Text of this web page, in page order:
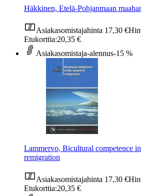
Häkkinen, Etelä-Pohjanmaan
Asiakasomistajahinta 17,30 €
Etukorttia:20,35 €
Asiakasomistaja-alennus-15 %
Lammervo, Bicultural competence
remigration
Asiakasomistajahinta 17,30 €
Etukorttia:20,35 €